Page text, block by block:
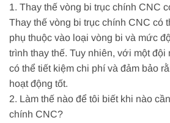
1. Thay thế vòng bi trục chính CNC
Thay thế vòng bi trục chính CNC có
phụ thuộc vào loại vòng bi và mức
trình thay thế. Tuy nhiên, với một đội
có thể tiết kiệm chi phí và đảm bảo
hoạt động tốt.
2. Làm thế nào để tôi biết khi nào
chính CNC?